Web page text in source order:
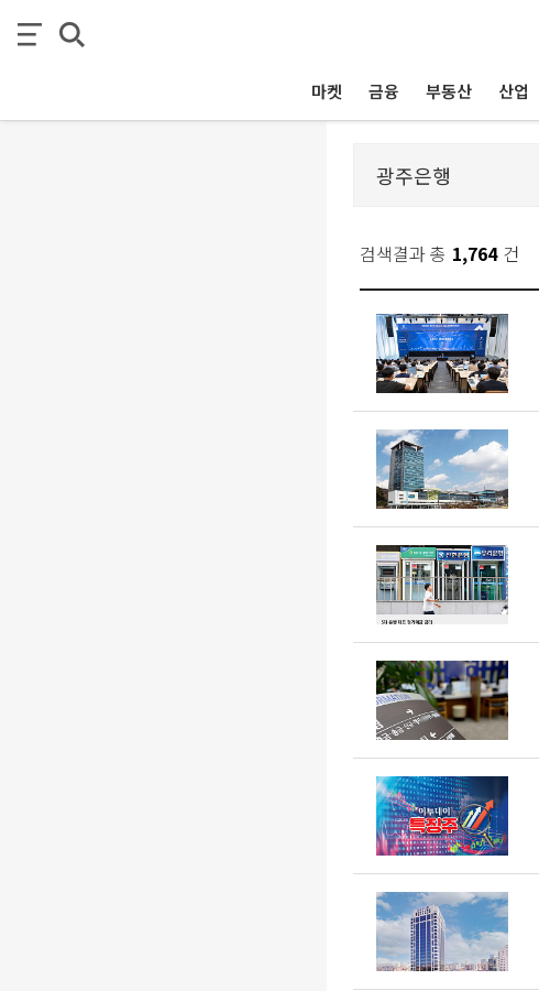
마켓 금융 부동산 산업
검색결과 총 1,764 건